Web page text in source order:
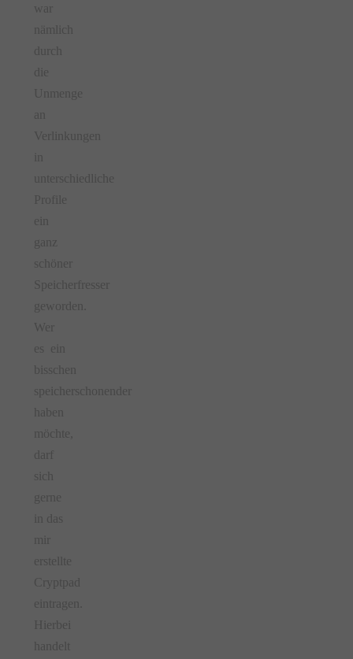
war
nämlich
durch
die
Unmenge
an
Verlinkungen
unterschiedliche
Profile
ein
ganz
schöner
Speicherfresser
geworden.
Wer
es ein
bisschen
speicherschonender
haben
möchte,
darf
sich
gerne
in das
mir
erstellte
Cryptpad
eintragen.
Hierbei
handelt